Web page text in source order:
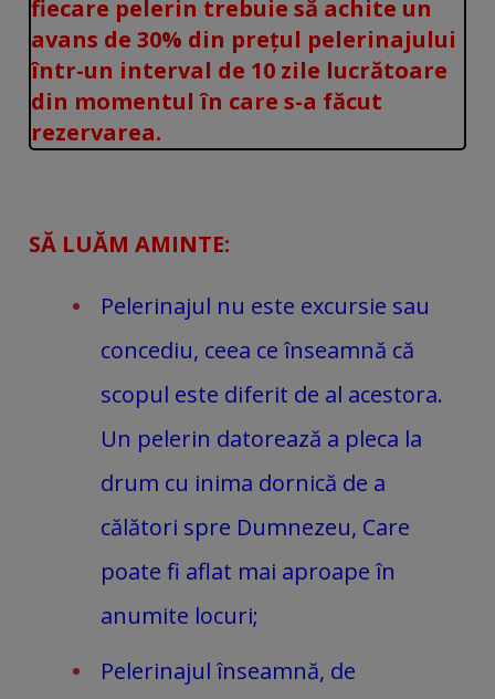
fiecare pelerin trebuie să achite un
avans de 30% din prețul pelerinajului
într-un interval de 10 zile lucrătoare
din momentul în care s-a făcut
rezervarea.
SĂ LUĂM AMINTE:
Pelerinajul nu este excursie sau
concediu, ceea ce înseamnă că
scopul este diferit de al acestora.
Un pelerin datorează a pleca la
drum cu inima dornică de a
călători spre Dumnezeu, Care
poate fi aflat mai aproape în
anumite locuri;
Pelerinajul înseamnă, de